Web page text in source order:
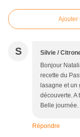
Ajouter
S Silvie /
Bonjour
recette du
lasagne et un
découverte. A
Belle journée.
Répondre